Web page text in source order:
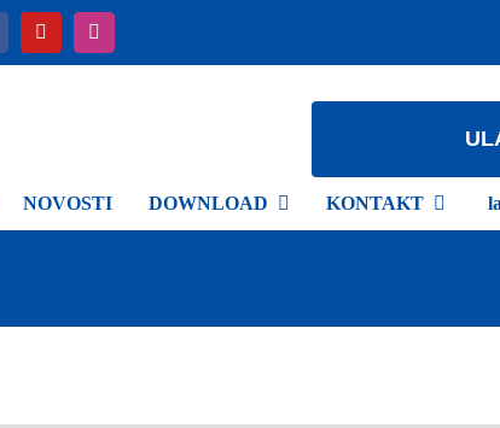
NOVOSTI DOWNLOAD KONTAKT